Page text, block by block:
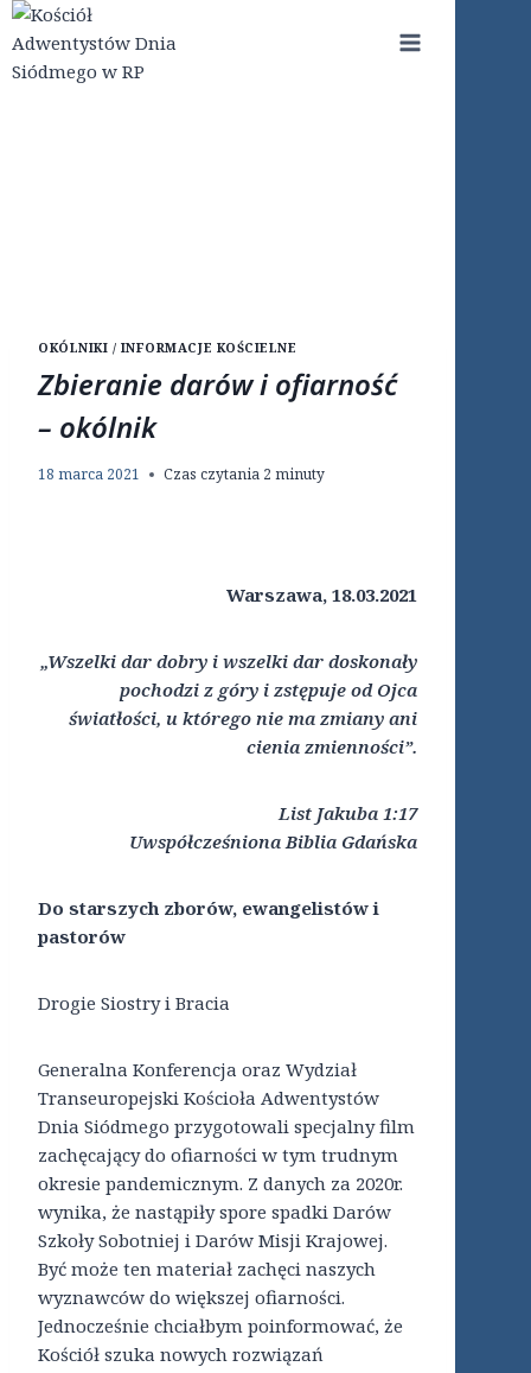
Przejdź
do
treści
OKÓLNIKI / INFORMACJE KOŚCIELNE
Zbieranie darów i ofiarność
– okólnik
18 marca 2021 Czas czytania 2 minuty
Warszawa, 18.03.2021
„Wszelki dar dobry i wszelki dar doskonały
pochodzi z góry i zstępuje od Ojca
światłości, u którego nie ma zmiany ani
cienia zmienności”.
List Jakuba 1:17
Uwspółcześniona Biblia Gdańska
Do starszych zborów, ewangelistów i
pastorów
Drogie Siostry i Bracia
Generalna Konferencja oraz Wydział
Transeuropejski Kościoła Adwentystów
Dnia Siódmego przygotowali specjalny film
zachęcający do ofiarności w tym trudnym
okresie pandemicznym. Z danych za 2020r.
wynika, że nastąpiły spore spadki Darów
Szkoły Sobotniej i Darów Misji Krajowej.
Być może ten materiał zachęci naszych
wyznawców do większej ofiarności.
Jednocześnie chciałbym poinformować, że
Kościół szuka nowych rozwiązań